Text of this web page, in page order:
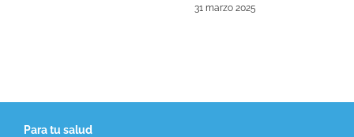
31 marzo 2025
Para tu salud